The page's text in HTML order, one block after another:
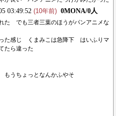
03:49:52 (10年前) 0MONA/0人
た でも三者三葉のほうがパンアニメな
た感じ くまみこは急降下 はいふりマ
たら違った
うちょっとなんかふやそ